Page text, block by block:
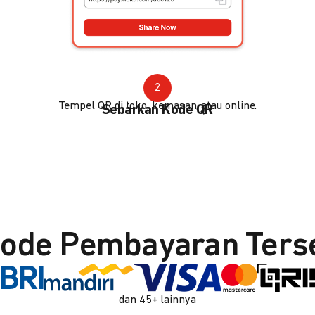
2
Sebarkan Kode QR
Tempel QR di toko, kemasan, atau online.
Pembayaran
dan 45+ lainnya